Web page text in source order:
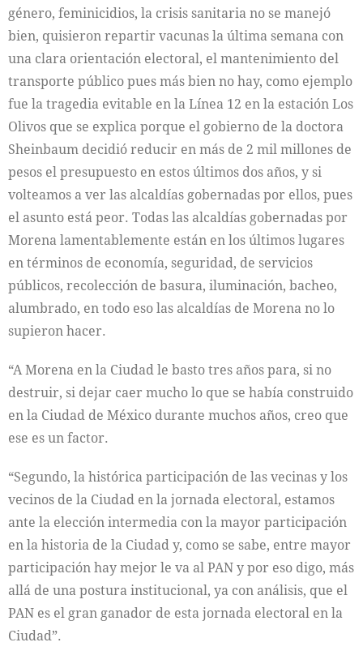
género, feminicidios, la crisis sanitaria no se manejó
bien, quisieron repartir vacunas la última semana con
una clara orientación electoral, el mantenimiento del
transporte público pues más bien no hay, como ejemplo
fue la tragedia evitable en la Línea 12 en la estación Los
Olivos que se explica porque el gobierno de la doctora
Sheinbaum decidió reducir en más de 2 mil millones de
pesos el presupuesto en estos últimos dos años, y si
volteamos a ver las alcaldías gobernadas por ellos, pues
el asunto está peor. Todas las alcaldías gobernadas por
Morena lamentablemente están en los últimos lugares
en términos de economía, seguridad, de servicios
públicos, recolección de basura, iluminación, bacheo,
alumbrado, en todo eso las alcaldías de Morena no lo
supieron hacer.
“A Morena en la Ciudad le basto tres años para, si no
destruir, si dejar caer mucho lo que se había construido
en la Ciudad de México durante muchos años, creo que
ese es un factor.
“Segundo, la histórica participación de las vecinas y los
vecinos de la Ciudad en la jornada electoral, estamos
ante la elección intermedia con la mayor participación
en la historia de la Ciudad y, como se sabe, entre mayor
participación hay mejor le va al PAN y por eso digo, más
allá de una postura institucional, ya con análisis, que el
PAN es el gran ganador de esta jornada electoral en la
Ciudad”.